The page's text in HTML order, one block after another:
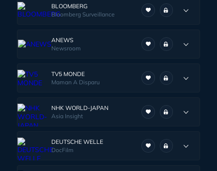
BLOOMBERG
Bloomberg Surveillance
ANEWS
Newsroom
TV5 MONDE
Maman A Disparu
NHK WORLD-JAPAN
Asia Insight
DEUTSCHE WELLE
DocFilm